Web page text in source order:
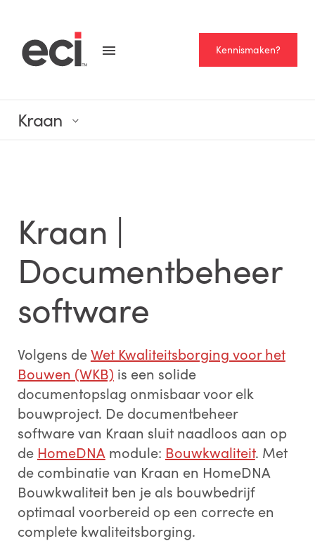
Kennismaken?
Kraan
Kraan |
Documentbeheer
software
Volgens deWet Kwaliteitsborging voor het
Bouwen (WKB) is een solide
documentopslag onmisbaar voor elk
bouwproject. De documentbeheer
software van Kraan sluit naadloos aan op
de HomeDNA module: Bouwkwaliteit. Met
de combinatie van Kraan en HomeDNA
Bouwkwaliteit ben je als bouwbedrijf
optimaal voorbereid op een correcte en
complete kwaliteitsborging.